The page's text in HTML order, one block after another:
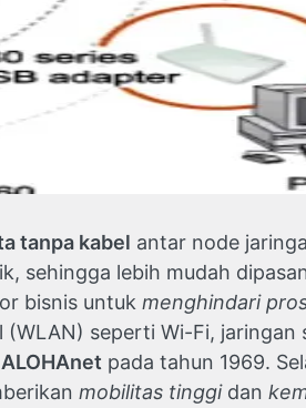
tanpa kabel antar node
sehingga lebih mudah
bisnis untuk menghindari
seperti Wi-Fi, jaringan
ALOHAnet pada tahun 1969.
mobilitas tinggidan